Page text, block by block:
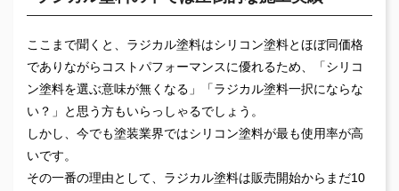
ここまで聞くと、ラジカル塗料はシリコン塗料とほぼ同価格
でありながらコストパフォーマンスに優れるため、「シリコ
ン塗料を選ぶ意味が無くなる」「ラジカル塗料一択にならな
い？」と思う方もいらっしゃるでしょう。
しかし、今でも塗装業界ではシリコン塗料が最も使用率が高
いです。
その一番の理由として、ラジカル塗料は販売開始からまだ10